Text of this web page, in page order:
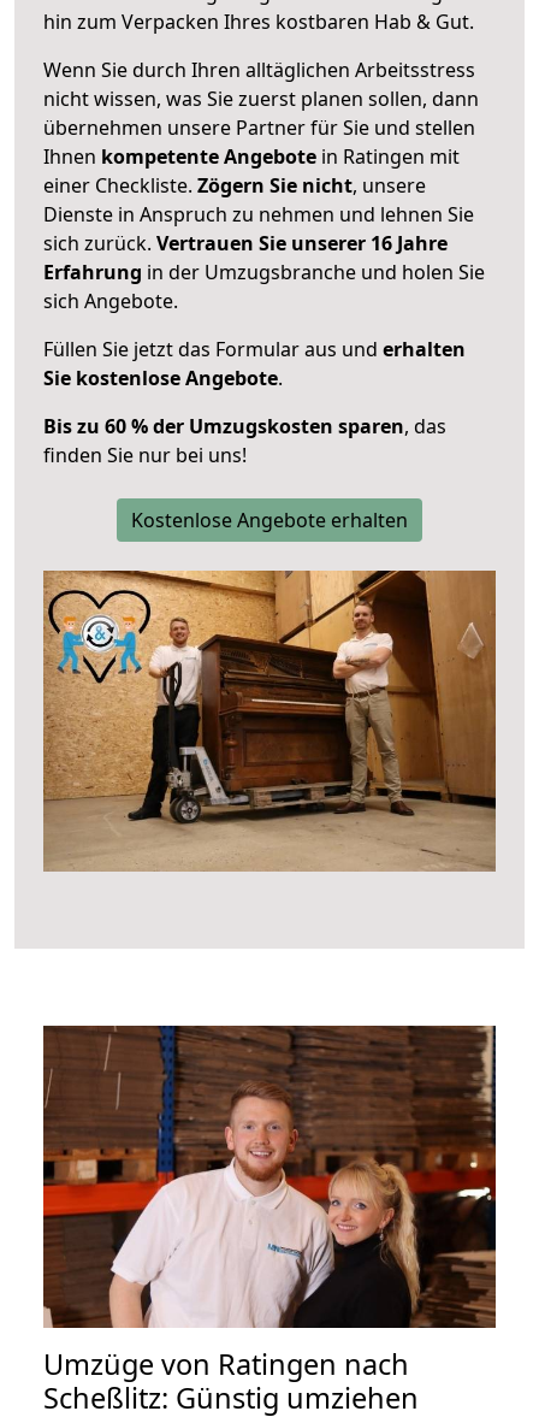
hin zum Verpacken Ihres kostbaren Hab & Gut.
Wenn Sie durch Ihren alltäglichen Arbeitsstress
nicht wissen, was Sie zuerst planen sollen, dann
übernehmen unsere Partner für Sie und stellen
Ihnen kompetente Angebote in Ratingen mit
einer Checkliste. Zögern Sie nicht, unsere
Dienste in Anspruch zu nehmen und lehnen Sie
sich zurück. Vertrauen Sie unserer 16 Jahre
Erfahrung in der Umzugsbranche und holen Sie
sich Angebote.
Füllen Sie jetzt das Formular aus und erhalten
Sie kostenlose Angebote.
Bis zu 60 % der Umzugskosten sparen, das
finden Sie nur bei uns!
Kostenlose Angebote erhalten
Umzüge von Ratingen nach
Scheßlitz: Günstig umziehen